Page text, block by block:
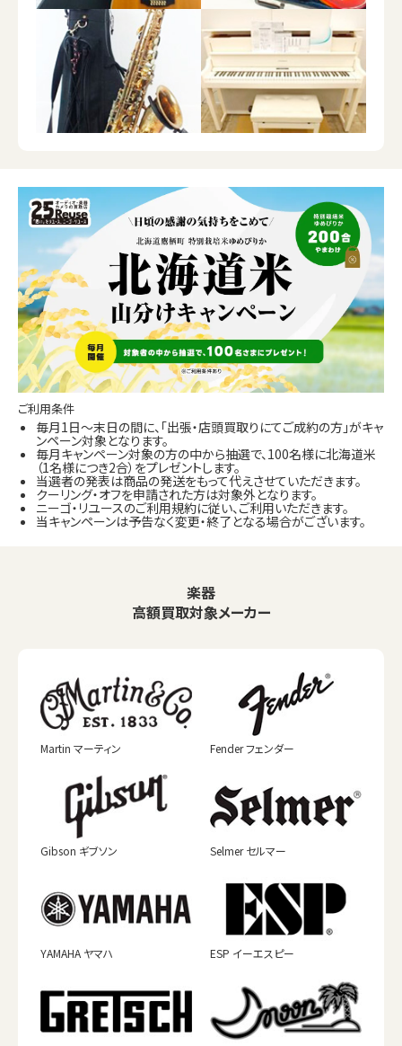
ご利用条件
毎月1日～末日の間に、「出張・店頭買取りにてご成約の方」がキャ
ンペーン対象となります。
毎月キャンペーン対象の方の中から抽選で、100名様に北海道米
（1名様につき2合）をプレゼントします。
当選者の発表は商品の発送をもって代えさせていただきます。
クーリング・オフを申請された方は対象外となります。
ニーゴ・リユースのご利用規約に従い、ご利用いただきます。
当キャンペーンは予告なく変更・終了となる場合がございます。
楽器
高額買取対象メーカー
Martin マーティン Fender フェンダー
Gibson ギブソン Selmer セルマー
YAMAHA ヤマハ ESP イーエスピー